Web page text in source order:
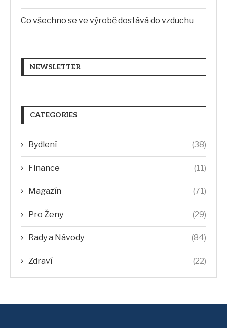
Co všechno se ve výrobě dostává do vzduchu
NEWSLETTER
CATEGORIES
Bydlení (38)
Finance (11)
Magazín (71)
Pro Ženy (29)
Rady a Návody (84)
Zdraví (22)